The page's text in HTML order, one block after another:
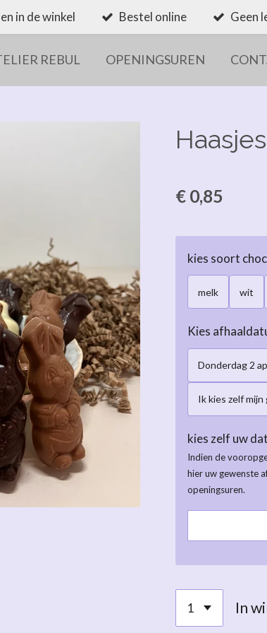
in de winkel Bestel online Geen
REBUL OPENINGSUREN
€ 0,85
kies soort
melk wit
Kies
Donderdag 2 april tussen
Ik kies zelf mijn gewenste
kies zelf uw
Indien de
hier uw gewenste
openingsuren.
In